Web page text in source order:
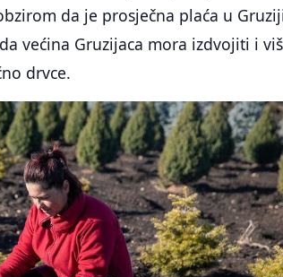
da je prosječna plaća u
većina Gruzijaca mora izdvojiti i
drvce.